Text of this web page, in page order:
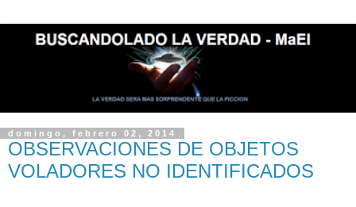
domingo, febrero 02, 2014
OBSERVACIONES DE OBJETOS
VOLADORES NO IDENTIFICADOS